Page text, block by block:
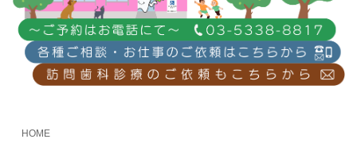
HOME